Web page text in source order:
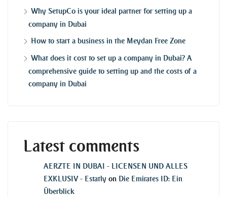
Why SetupCo is your ideal partner for setting up a
company in Dubai
How to start a business in the Meydan Free Zone
What does it cost to set up a company in Dubai? A
comprehensive guide to setting up and the costs of a
company in Dubai
Latest comments
AERZTE IN DUBAI - LICENSEN UND ALLES
EXKLUSIV - Estatly on Die Emirates ID: Ein
Überblick